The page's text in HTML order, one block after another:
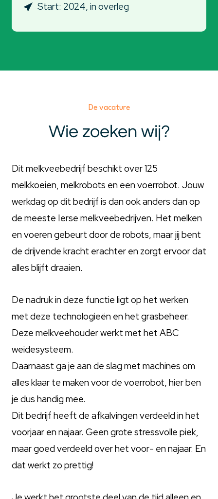
Start: 2024, in overleg
De vacature
Wie zoeken wij?
Dit melkveebedrijf beschikt over 125
melkkoeien, melkrobots en een voerrobot. Jouw
werkdag op dit bedrijf is dan ook anders dan op
de meeste Ierse melkveebedrijven. Het melken
en voeren gebeurt door de robots, maar jij bent
de drijvende kracht erachter en zorgt ervoor dat
alles blijft draaien.
De nadruk in deze functie ligt op het werken
met deze technologieën en het grasbeheer.
Deze melkveehouder werkt met het ABC
weidesysteem.
Daarnaast ga je aan de slag met machines om
alles klaar te maken voor de voerrobot, hier ben
je dus handig mee.
Dit bedrijf heeft de afkalvingen verdeeld in het
voorjaar en najaar. Geen grote stressvolle piek,
maar goed verdeeld over het voor- en najaar. En
dat werkt zo prettig!